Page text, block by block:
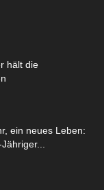
hält die
ein neues Leben: